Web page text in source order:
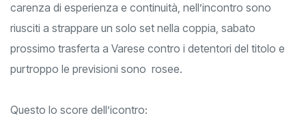
carenza di esperienza e continuità, nell’incontro sono
riusciti a strappare un solo set nella coppia, sabato
prossimo trasferta a Varese contro i detentori del titolo e
purtroppo le previsioni sono rosee.
Questo lo score dell’icontro: